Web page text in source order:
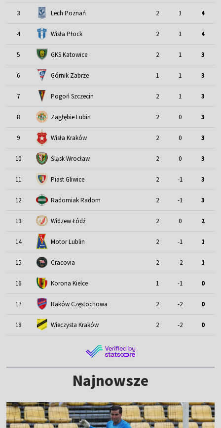
3 Lech Poznań 2 1 4
4 Wisła Płock 2 1 4
5 GKS Katowice 2 1 3
6 Górnik Zabrze 1 1 3
7 Pogoń Szczecin 2 1 3
8 Zagłębie Lubin 2 0 3
9 Wisła Kraków 2 0 3
10 Śląsk Wrocław 2 0 3
11 Piast Gliwice 2 -1 3
12 Radomiak Radom 2 -1 3
13 Widzew Łódź 2 0 2
14 Motor Lublin 2 -1 1
15 Cracovia 2 -2 1
16 Korona Kielce 1 -1 0
17 Raków Częstochowa 2 -2 0
18 Wieczysta Kraków 2 -2 0
Najnowsze